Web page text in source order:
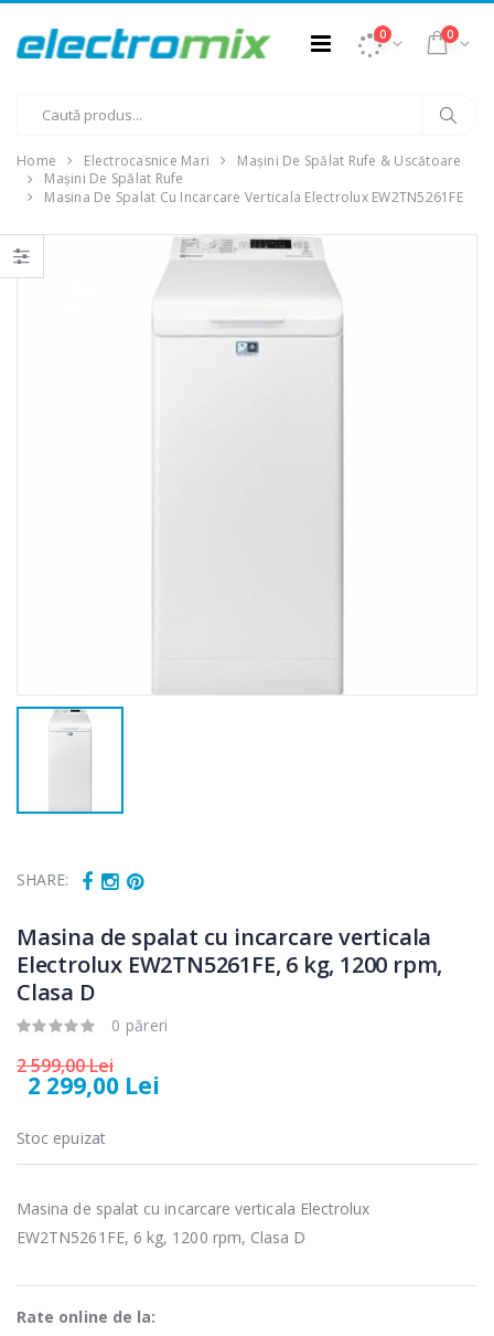
0 0
Home Electrocasnice Mari
Mașini De Spălat Rufe & Uscătoare
Mașini De Spălat Rufe
Masina De Spalat Cu Incarcare Verticala Electrolux EW2TN5261FE
SHARE:
Masina de spalat cu incarcare verticala
Electrolux EW2TN5261FE, 6 kg, 1200 rpm,
Clasa D
0 păreri
2 599,00 Lei
2 299,00 Lei
Stoc epuizat
Masina de spalat cu incarcare verticala Electrolux
EW2TN5261FE, 6 kg, 1200 rpm, Clasa D
Rate online de la:
-25%
Fierbator
electric cu filtru
...
89,00 Lei
-21%
Masina de tocat
carne Bosch ...
549,00 Lei
-33%
carne
NobeLTek ...
199,00 Lei
-18%
Mixer vertical
Heinner HHB-
199,00 Lei
-14%
Robot de
bucatarie
299,00 Lei